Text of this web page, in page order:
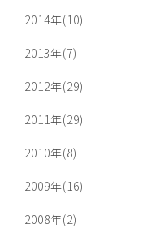
2014年(10)
2013年(7)
2012年(29)
2011年(29)
2010年(8)
2009年(16)
2008年(2)